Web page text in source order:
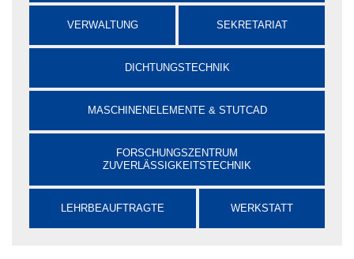
VERWALTUNG SEKRETARIAT
DICHTUNGSTECHNIK
MASCHINENELEMENTE & STUTCAD
FORSCHUNGSZENTRUM
ZUVERLÄSSIGKEITSTECHNIK
LEHRBEAUFTRAGTE WERKSTATT